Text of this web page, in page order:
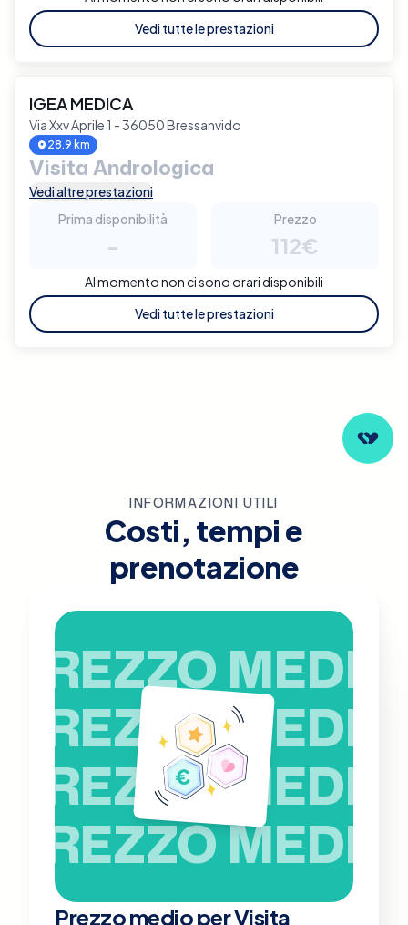
Vedi tutte le prestazioni
IGEA MEDICA
Via Xxv Aprile 1 - 36050 Bressanvido
28.9 km
Visita Andrologica
Vedi altre prestazioni
Prima disponibilità
-
Prezzo
112€
Al momento non ci sono orari disponibili
Vedi tutte le prestazioni
INFORMAZIONI UTILI
Costi, tempi e
prenotazione
PREZZO MEDIO
PREZZO MEDIO
PREZZO MEDIO
PREZZO MEDIO
Prezzo medio per Visita